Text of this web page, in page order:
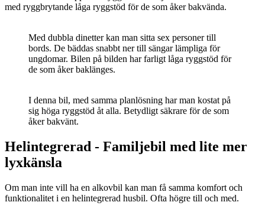
med ryggbrytande låga ryggstöd för de som åker bakvända.
Med dubbla dinetter kan man sitta sex personer till
bords. De bäddas snabbt ner till sängar lämpliga för
ungdomar. Bilen på bilden har farligt låga ryggstöd för
de som åker baklänges.
I denna bil, med samma planlösning har man kostat på
sig höga ryggstöd åt alla. Betydligt säkrare för de som
åker bakvänt.
Helintegrerad - Familjebil med lite mer
lyxkänsla
Om man inte vill ha en alkovbil kan man få samma komfort och
funktionalitet i en helintegrerad husbil. Ofta högre till och med.